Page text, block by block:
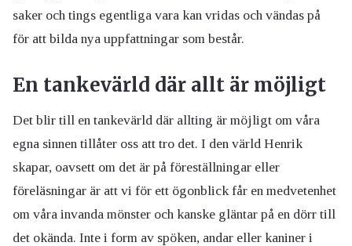
saker och tings egentliga vara kan vridas och vändas på
för att bilda nya uppfattningar som består.
En tankevärld där allt är möjligt
Det blir till en tankevärld där allting är möjligt om våra
egna sinnen tillåter oss att tro det. I den värld Henrik
skapar, oavsett om det är på föreställningar eller
föreläsningar är att vi för ett ögonblick får en medvetenhet
om våra invanda mönster och kanske gläntar på en dörr till
det okända. Inte i form av spöken, andar eller kaniner i